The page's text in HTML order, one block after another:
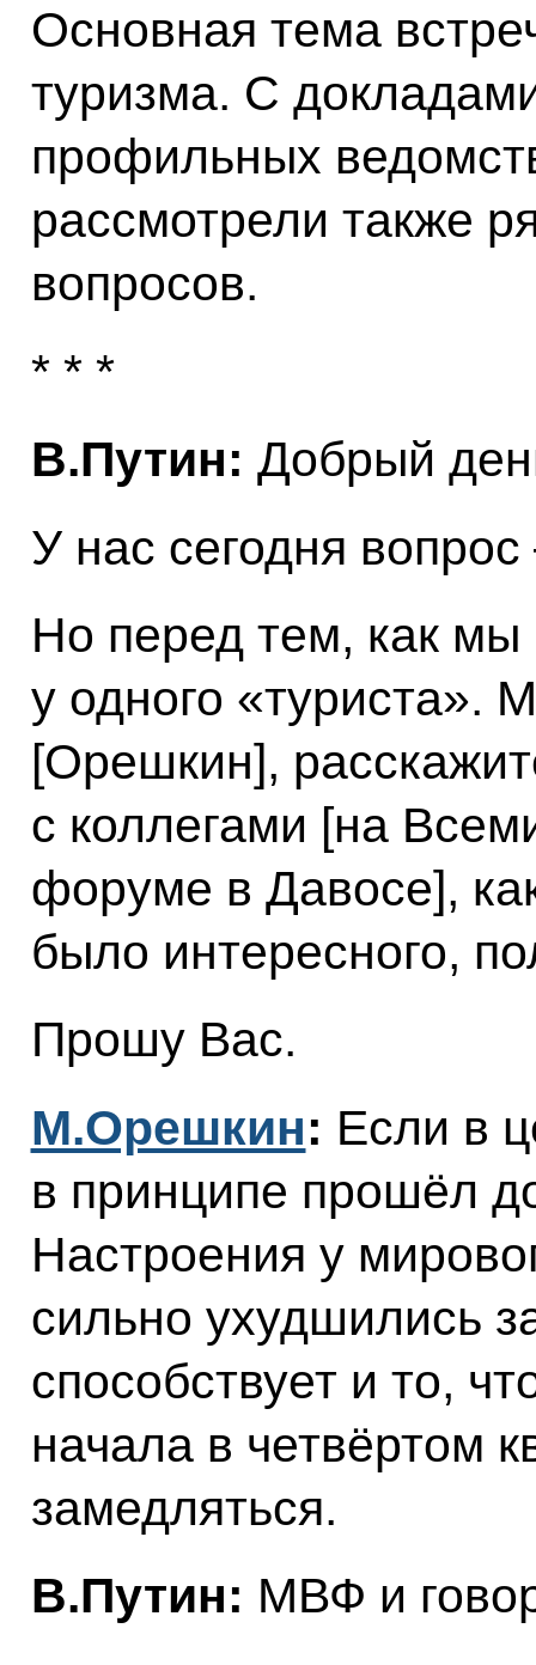
Основная тема
туризма. С
профильных
рассмотрели также
вопросов.
* * *
В.Путин: Добрый
У нас сегодня
Но перед тем, как
у одного «туриста».
[Орешкин],
с коллегами [на
форуме в Давосе],
было интересного,
Прошу Вас.
М.Орешкин: Если в
в принципе прошёл
Настроения у
сильно ухудшились
способствует и то,
начала в четвёртом
замедляться.
В.Путин: МВФ и